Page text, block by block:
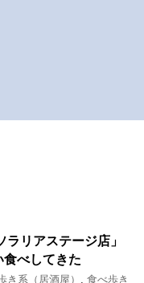
ラリアステージ店」
食べしてきた
き系（居酒屋）
食べ歩き